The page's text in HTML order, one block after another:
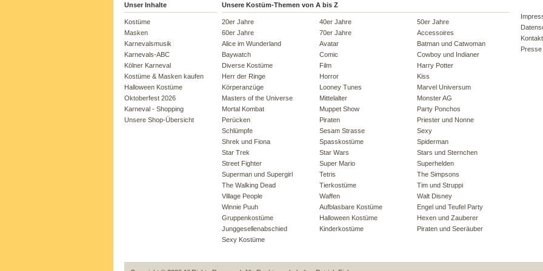
Unser Inhalte
Kostüme
Masken
Karnevalsmusik
Karnevals-ABC
Kölner Karneval
Kostüme & Masken kaufen
Halloween Kostüme
Oktoberfest 2026
Karneval - Shopping
Unsere Shop-Übersicht
Unsere Kostüm-Themen von A bis Z
20er Jahre 40er Jahre
50er Jahre
60er Jahre
70er Jahre
Accessoires
Alice im Wunderland
Avatar
Batman und Catwoman
Baywatch
Comic
Cowboy und Indianer
Diverse Kostüme
Film
Harry Potter
Herr der Ringe
Horror
Kiss
Körperanzüge
Looney Tunes
Marvel Universum
Masters of the Universe
Mittelalter
Monster AG
Mortal Kombat
Muppet Show
Party Ponchos
Perücken
Piraten
Priester und Nonne
Schlümpfe
Sesam Strasse
Sexy
Shrek und Fiona
Spasskostüme
Spiderman
Star Trek
Star Wars
Stars und Sternchen
Street Fighter
Super Mario
Superhelden
Superman und Supergirl
Tetris
The Simpsons
The Walking Dead
Tierkostüme
Tim und Struppi
Village People
Waffen
Walt Disney
Winnie Puuh
Aufblasbare Kostüme
Engel und Teufel Party
Gruppenkostüme
Halloween Kostüme
Hexen und Zauberer
Junggesellenabschied
Kinderkostüme
Piraten und Seeräuber
Sexy Kostüme
Kontakt
Presse